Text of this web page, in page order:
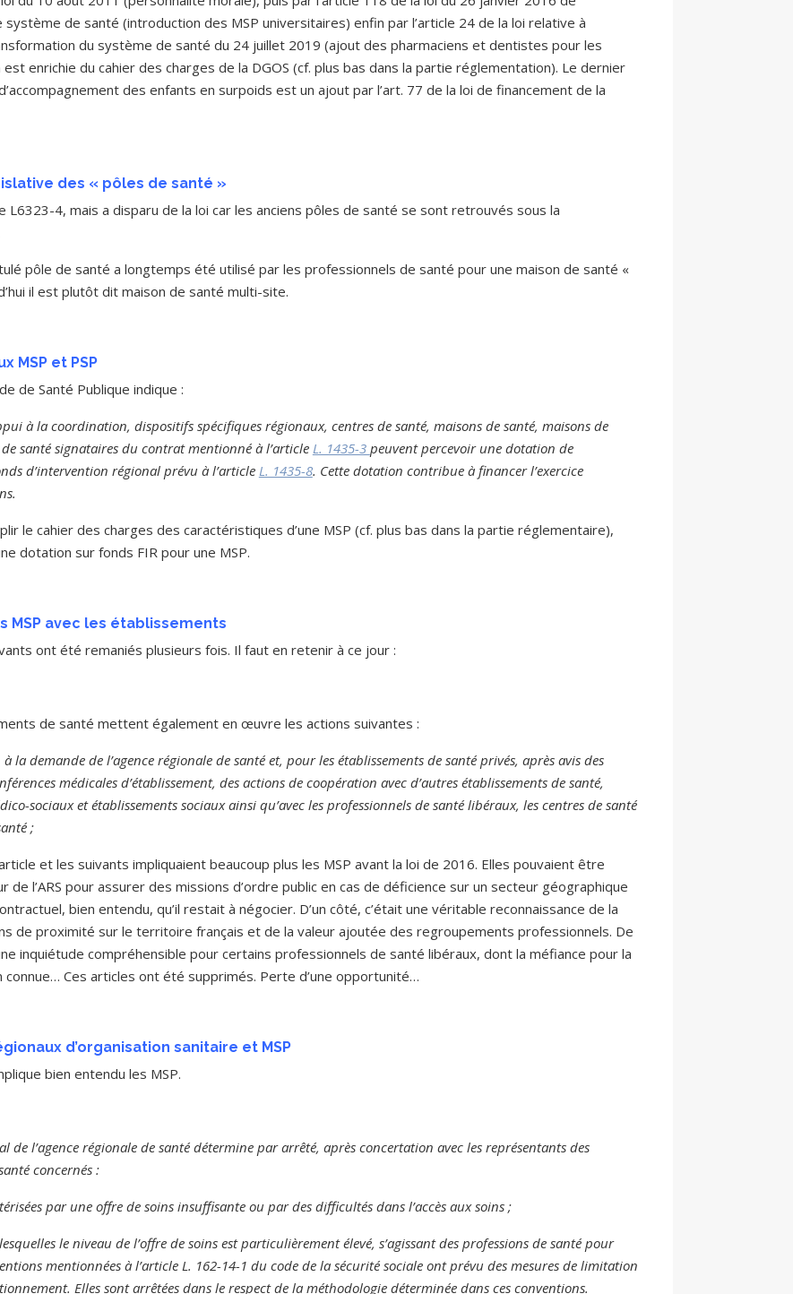
de santé (introduction des MSP universitaires) enfin par l’article 24 de la loi relative à
du système de santé du 24 juillet 2019 (ajout des pharmaciens et dentistes pour les
enrichie du cahier des charges de la DGOS (cf. plus bas dans la partie réglementation). Le dernier
des enfants en surpoids est un ajout par l’art. 77 de la loi de financement de la
des « pôles de santé »
L6323-4, mais a disparu de la loi car les anciens pôles de santé se sont retrouvés sous la
pôle de santé a longtemps été utilisé par les professionnels de santé pour une maison de santé «
il est plutôt dit maison de santé multi-site.
MSP et PSP
de Santé Publique indique :
à la coordination, dispositifs spécifiques régionaux, centres de santé, maisons de santé, maisons de
santé signataires du contrat mentionné à l’article L. 1435-3 peuvent percevoir une dotation de
d’intervention régional prévu à l’article L. 1435-8. Cette dotation contribue à financer l’exercice
le cahier des charges des caractéristiques d’une MSP (cf. plus bas dans la partie réglementaire),
dotation sur fonds FIR pour une MSP.
MSP avec les établissements
ont été remaniés plusieurs fois. Il faut en retenir à ce jour :
de santé mettent également en œuvre les actions suivantes :
la demande de l’agence régionale de santé et, pour les établissements de santé privés, après avis des
médicales d’établissement, des actions de coopération avec d’autres établissements de santé,
sociaux et établissements sociaux ainsi qu’avec les professionnels de santé libéraux, les centres de santé
;
et les suivants impliquaient beaucoup plus les MSP avant la loi de 2016. Elles pouvaient être
de l’ARS pour assurer des missions d’ordre public en cas de déficience sur un secteur géographique
bien entendu, qu’il restait à négocier. D’un côté, c’était une véritable reconnaissance de la
de proximité sur le territoire français et de la valeur ajoutée des regroupements professionnels. De
inquiétude compréhensible pour certains professionnels de santé libéraux, dont la méfiance pour la
connue… Ces articles ont été supprimés. Perte d’une opportunité…
d’organisation sanitaire et MSP
bien entendu les MSP.
de l’agence régionale de santé détermine par arrêté, après concertation avec les représentants des
concernés :
par une offre de soins insuffisante ou par des difficultés dans l’accès aux soins ;
le niveau de l’offre de soins est particulièrement élevé, s’agissant des professions de santé pour
mentionnées à l’article L. 162-14-1 du code de la sécurité sociale ont prévu des mesures de limitation
Elles sont arrêtées dans le respect de la méthodologie déterminée dans ces conventions.